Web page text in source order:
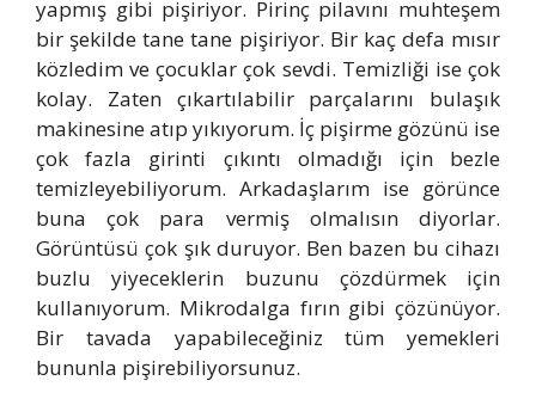
yapmış gibi pişiriyor. Pirinç pilavını muhteşem
bir şekilde tane tane pişiriyor. Bir kaç defa mısır
közledim ve çocuklar çok sevdi. Temizliği ise çok
kolay. Zaten çıkartılabilir parçalarını bulaşık
makinesine atıp yıkıyorum. İç pişirme gözünü ise
çok fazla girinti çıkıntı olmadığı için bezle
temizleyebiliyorum. Arkadaşlarım ise görünce
buna çok para vermiş olmalısın diyorlar.
Görüntüsü çok şık duruyor. Ben bazen bu cihazı
buzlu yiyeceklerin buzunu çözdürmek için
kullanıyorum. Mikrodalga fırın gibi çözünüyor.
Bir tavada yapabileceğiniz tüm yemekleri
bununla pişirebiliyorsunuz.